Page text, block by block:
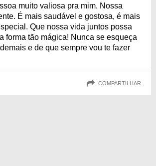
muito valiosa pra mim. Nossa
É mais saudável e gostosa, é mais
Que nossa vida juntos possa
forma tão mágica! Nunca se esqueça
e de que sempre vou te fazer
COMPARTILHAR